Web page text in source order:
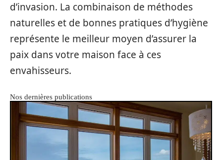
d’invasion. La combinaison de méthodes
naturelles et de bonnes pratiques d’hygiène
représente le meilleur moyen d’assurer la
paix dans votre maison face à ces
envahisseurs.
Nos dernières publications